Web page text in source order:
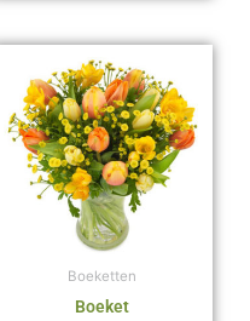
Boeketten
Boeket
€16.50
tot
€26.50